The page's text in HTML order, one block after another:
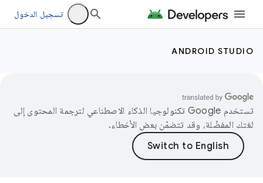
تسجيل الدخول
ANDROID STUDIO
تستخدم Google تكنولوجيا الذكاء الاصطناعي لترجمة المحتوى إلى
لغتك المفضّلة، وقد تتضمّن بعض الأخطاء.